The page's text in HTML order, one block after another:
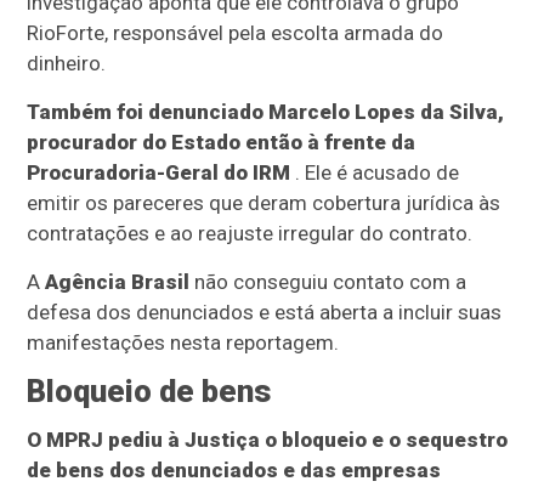
RioForte, responsável pela escolta armada do
dinheiro.
Também foi denunciado Marcelo Lopes da Silva,
procurador do Estado então à frente da
Procuradoria-Geral do IRM . Ele é acusado de
emitir os pareceres que deram cobertura jurídica às
contratações e ao reajuste irregular do contrato.
AAgência Brasil não conseguiu contato com a
defesa dos denunciados e está aberta a incluir suas
manifestações nesta reportagem.
Bloqueio de bens
O MPRJ pediu à Justiça o bloqueio e o sequestro
de bens dos denunciados e das empresas